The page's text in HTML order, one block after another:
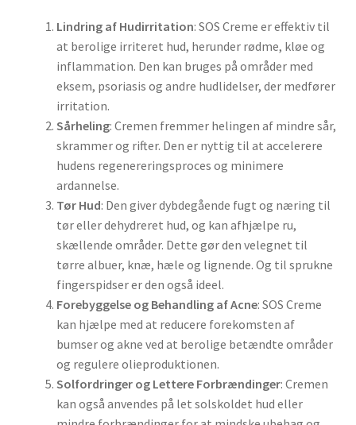
Lindring af Hudirritation: SOS Creme er effektiv til
at berolige irriteret hud, herunder rødme, kløe og
inflammation. Den kan bruges på områder med
eksem, psoriasis og andre hudlidelser, der medfører
irritation.
Sårheling: Cremen fremmer helingen af mindre sår,
skrammer og rifter. Den er nyttig til at accelerere
hudens regenereringsproces og minimere
ardannelse.
Tør Hud: Den giver dybdegående fugt og næring til
tør eller dehydreret hud, og kan afhjælpe ru,
skællende områder. Dette gør den velegnet til
tørre albuer, knæ, hæle og lignende. Og til sprukne
fingerspidser er den også ideel.
Forebyggelse og Behandling af Acne: SOS Creme
kan hjælpe med at reducere forekomsten af
bumser og akne ved at berolige betændte områder
og regulere olieproduktionen.
Solfordringer og Lettere Forbrændinger: Cremen
kan også anvendes på let solskoldet hud eller